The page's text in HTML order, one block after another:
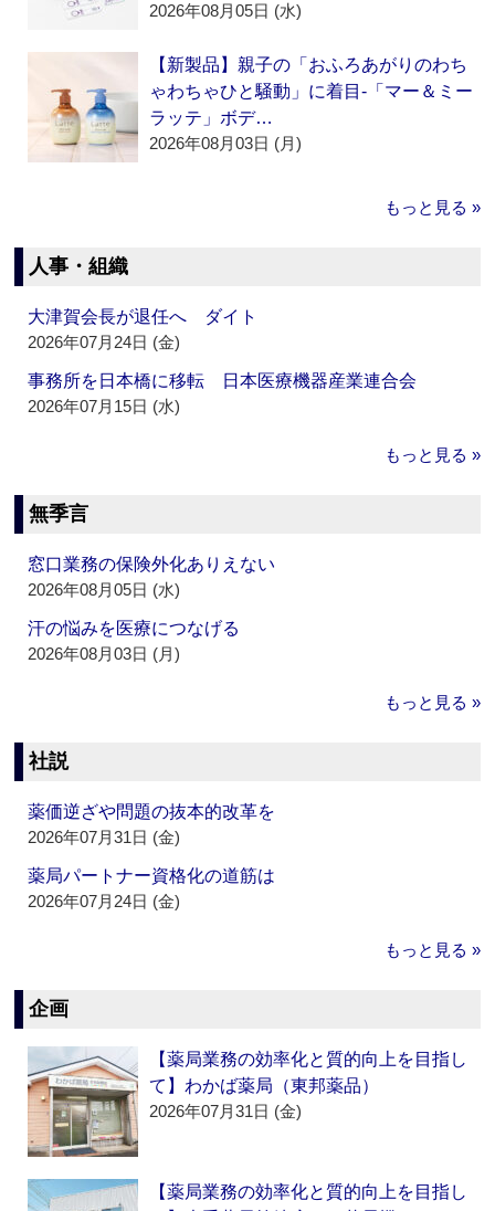
2026年08月05日 (水)
【新製品】親子の「おふろあがりのわち
ゃわちゃひと騒動」に着目‐「マー＆ミー
ラッテ」ボデ…
2026年08月03日 (月)
もっと見る »
人事・組織
大津賀会長が退任へ ダイト
2026年07月24日 (金)
事務所を日本橋に移転 日本医療機器産業連合会
2026年07月15日 (水)
もっと見る »
無季言
窓口業務の保険外化ありえない
2026年08月05日 (水)
汗の悩みを医療につなげる
2026年08月03日 (月)
もっと見る »
社説
薬価逆ざや問題の抜本的改革を
2026年07月31日 (金)
薬局パートナー資格化の道筋は
2026年07月24日 (金)
もっと見る »
企画
【薬局業務の効率化と質的向上を目指し
て】わかば薬局（東邦薬品）
2026年07月31日 (金)
【薬局業務の効率化と質的向上を目指し